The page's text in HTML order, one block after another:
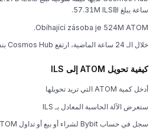
ساعة يبلغ ₪57.31M ILS.
Obíhající zásoba je 524M ATOM.
خلال الـ 24 ساعة الماضية، ارتفع Cosmos Hub بنسبة 2.67%.
كيفية تحويل ATOM إلى ILS
أدخل كمية ATOM التي تريد تحويلها
ستعرض الآلة الحاسبة المعادل بـ ILS
سجل في حساب Bybit لشراء أو بيع أو تداول ATOM